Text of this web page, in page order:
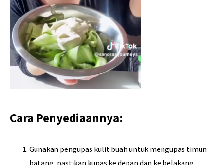
Cara Penyediaannya:
Gunakan pengupas kulit buah untuk mengupas timun
batang, pastikan kupas ke depan dan ke belakang